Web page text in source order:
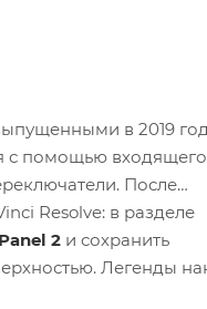
в 2019
с помощью
После
Resolve: в разделе
2 и сохранить
Легенды